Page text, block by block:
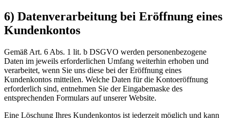
6) Datenverarbeitung bei Eröffnung eines
Kundenkontos
Gemäß Art. 6 Abs. 1 lit. b DSGVO werden personenbezogene
Daten im jeweils erforderlichen Umfang weiterhin erhoben und
verarbeitet, wenn Sie uns diese bei der Eröffnung eines
Kundenkontos mitteilen. Welche Daten für die Kontoeröffnung
erforderlich sind, entnehmen Sie der Eingabemaske des
entsprechenden Formulars auf unserer Website.
Eine Löschung Ihres Kundenkontos ist jederzeit möglich und kann